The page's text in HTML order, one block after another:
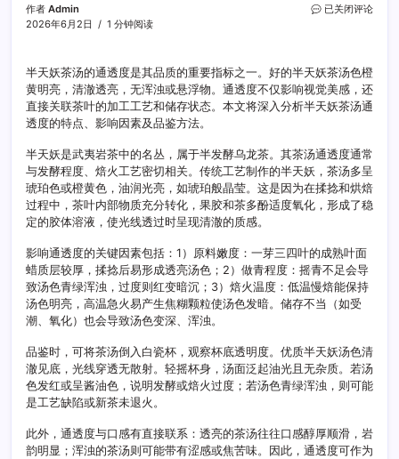
作者 Admin
2026年6月2日
1 分钟阅读
半
汤
通
透
度
样
已关闭评论
半天妖茶汤的通透度是其品质的重要指标之一。好的半天妖茶汤色橙
黄明亮，清澈透亮，无浑浊或悬浮物。通透度不仅影响视觉美感，还
直接关联茶叶的加工工艺和储存状态。本文将深入分析半天妖茶汤通
透度的特点、影响因素及品鉴方法。
半天妖是武夷岩茶中的名丛，属于半发酵乌龙茶。其茶汤通透度通常
与发酵程度、焙火工艺密切相关。传统工艺制作的半天妖，茶汤多呈
琥珀色或橙黄色，油润光亮，如琥珀般晶莹。这是因为在揉捻和烘焙
过程中，茶叶内部物质充分转化，果胶和茶多酚适度氧化，形成了稳
定的胶体溶液，使光线透过时呈现清澈的质感。
影响通透度的关键因素包括：1）原料嫩度：一芽三四叶的成熟叶面
蜡质层较厚，揉捻后易形成透亮汤色；2）做青程度：摇青不足会导
致汤色青绿浑浊，过度则红变暗沉；3）焙火温度：低温慢焙能保持
汤色明亮，高温急火易产生焦糊颗粒使汤色发暗。储存不当（如受
潮、氧化）也会导致汤色变深、浑浊。
品鉴时，可将茶汤倒入白瓷杯，观察杯底透明度。优质半天妖汤色清
澈见底，光线穿透无散射。轻摇杯身，汤面泛起油光且无杂质。若汤
色发红或呈酱油色，说明发酵或焙火过度；若汤色青绿浑浊，则可能
是工艺缺陷或新茶未退火。
此外，通透度与口感有直接联系：透亮的茶汤往往口感醇厚顺滑，岩
韵明显；浑浊的茶汤则可能带有涩感或焦苦味。因此，通透度可作为